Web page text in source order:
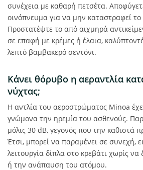
συνέχεια με καθαρή πετσέτα.
οινόπνευμα για να μην καταστραφεί το
Προστατέψτε το από αιχμηρά
σε επαφή με κρέμες ή έλαια,
λεπτό βαμβακερό σεντόνι.
Κάνει θόρυβο η αεραντλία
νύχτας;
Η αντλία του αεροστρώματος Minoa
γνώμονα την ηρεμία του ασθενούς.
μόλις 30 dB, γεγονός που την καθιστά
Έτσι, μπορεί να παραμένει σε συνεχή,
λειτουργία δίπλα στο κρεβάτι χωρίς
ή την ανάπαυση του ατόμου.